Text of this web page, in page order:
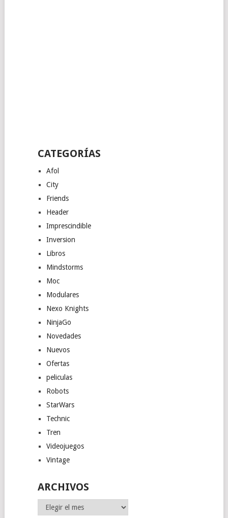
CATEGORÍAS
Afol
City
Friends
Header
Imprescindible
Inversion
Libros
Mindstorms
Moc
Modulares
Nexo Knights
NinjaGo
Novedades
Nuevos
Ofertas
peliculas
Robots
StarWars
Technic
Tren
Videojuegos
Vintage
ARCHIVOS
Archivos